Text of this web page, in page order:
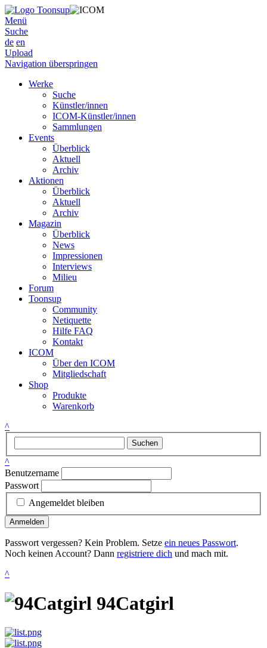
Menü
Suche
de en
Upload
Navigation überspringen
Werke
Suche
Künstler/innen
ICOM-Künstler/innen
Sammlungen
Events
Überblick
Aktuell
Archiv
Aktionen
Überblick
Aktuell
Archiv
Magazin
Überblick
News
Impressionen
Interviews
Milieu
Forum
Toonsup
Community
Netiquette
Hilfe FAQ
Kontakt
ICOM
Über den ICOM
Mitgliedschaft
Shop
Produkte
Warenkorb
^
Suchen
^
Benutzername
Passwort
Angemeldet bleiben
Anmelden
Passwort vergessen? Kein Problem. Setze ein neues Passwort.
Noch keinen Account? Dann registriere dich und mach mit.
^
94Catgirl